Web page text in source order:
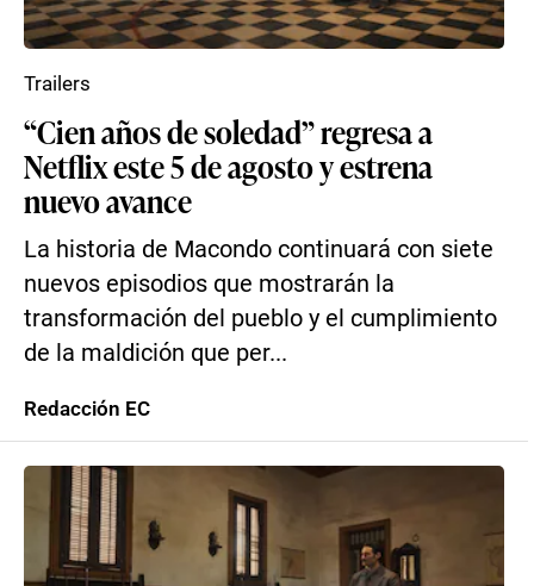
“Cien años de soledad” regresa a
Netflix este 5 de agosto y estrena
nuevo avance
La historia de Macondo continuará con siete
nuevos episodios que mostrarán la
transformación del pueblo y el cumplimiento
de la maldición que per...
Trailers
Redacción EC